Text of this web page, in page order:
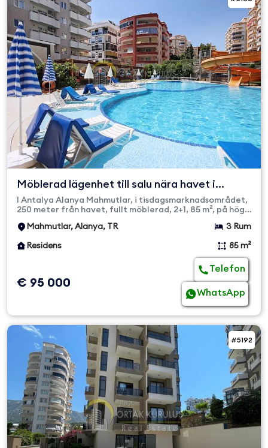
Möblerad lägenhet till salu nära havet i
Mahmutlar
I Antalya Alanya Mahmutlar, i tisdagsmarknadsområdet,
250 meter från havet, fullt möblerad, 2+1, 85 m², på hög
Mahmutlar, Alanya, TR
3 Rum
Residens
85 m²
€ 95 000
Telefon
WhatsApp
#5192